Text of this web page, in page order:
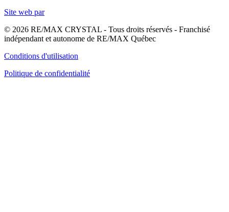
Site web par
© 2026 RE/MAX CRYSTAL - Tous droits réservés - Franchisé
indépendant et autonome de RE/MAX Québec
Conditions d'utilisation
Politique de confidentialité